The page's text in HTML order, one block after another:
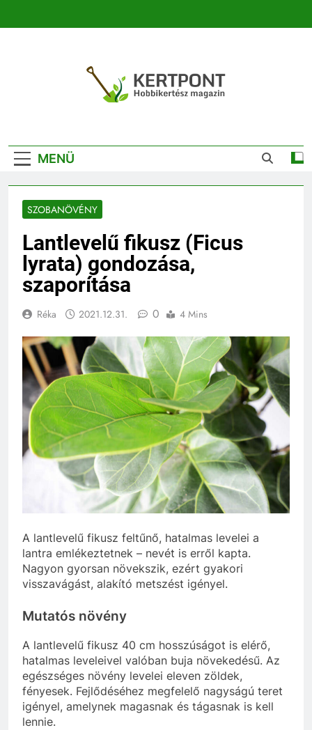
Kertészeti
Magazin |
Növénykereső És
Növényhatározó
MENÜ
SZOBANÖVÉNY
Lantlevelű fikusz (Ficus
lyrata) gondozása,
szaporítása
Réka 2021.12.31. 0 4 Mins
A lantlevelű fikusz feltűnő, hatalmas levelei a
lantra emlékeztetnek – nevét is erről kapta.
Nagyon gyorsan növekszik, ezért gyakori
visszavágást, alakító metszést igényel.
Mutatós növény
A lantlevelű fikusz 40 cm hosszúságot is elérő,
hatalmas leveleivel valóban buja növekedésű. Az
egészséges növény levelei eleven zöldek,
fényesek. Fejlődéséhez megfelelő nagyságú teret
igényel, amelynek magasnak és tágasnak is kell
lennie.